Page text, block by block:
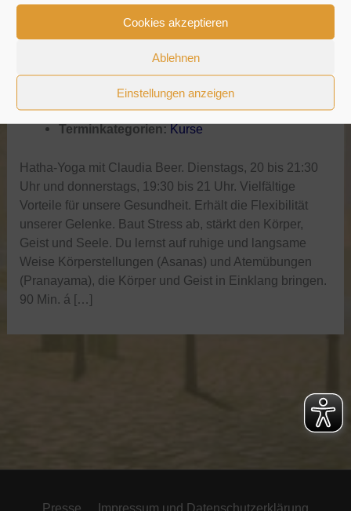
Cookies akzeptieren
Ablehnen
Einstellungen anzeigen
Hatha-Yoga
7. Juli 2026 20:00–21:30
Ort: Kulturhaus Alte Schule e.V., Rudolf-
Breitscheid-Straße 27, 15569 Woltersdorf,
Deutschland
Terminkategorien: Kurse
Hatha-Yoga mit Claudia Beer. Dienstags, 20 bis 21:30
Uhr und donnerstags, 19:30 bis 21 Uhr. Vielfältige
Vorteile für unsere Gesundheit. Erhält die Flexibilität
unserer Gelenke. Baut Stress ab, stärkt den Körper,
Geist und Seele. Du lernst auf ruhige und langsame
Weise Körperstellungen (Asanas) und Atemübungen
(Pranayama), die Körper und Geist in Einklang bringen.
90 Min. á […]
Presse Impressum und Datenschutzerklärung